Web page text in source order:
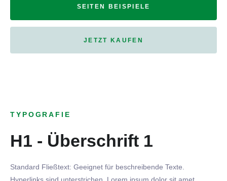
SEITEN BEISPIELE
JETZT KAUFEN
TYPOGRAFIE
H1 - Überschrift 1
Standard Fließtext: Geeignet für beschreibende Texte.